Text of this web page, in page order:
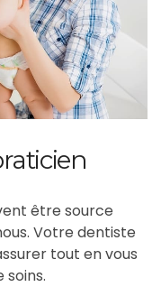
être source
Votre dentiste
tout en vous